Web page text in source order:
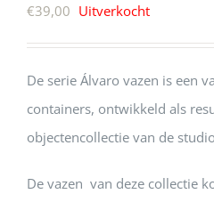
€39,00 Uitverkocht
De serie Álvaro vazen ​​is een
containers, ontwikkeld als
objectencollectie van de
De vazen ​ van deze collectie